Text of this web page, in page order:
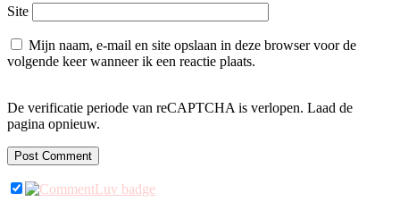
Site
Mijn naam, e-mail en site opslaan in deze browser voor de
volgende keer wanneer ik een reactie plaats.
De verificatie periode van reCAPTCHA is verlopen. Laad de
pagina opnieuw.